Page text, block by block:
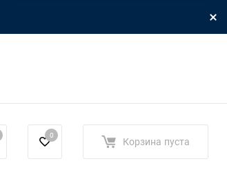
0 Корзина пуста